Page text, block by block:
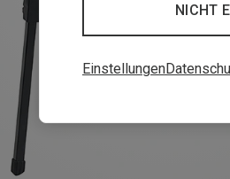
NICHT
Einstellungen